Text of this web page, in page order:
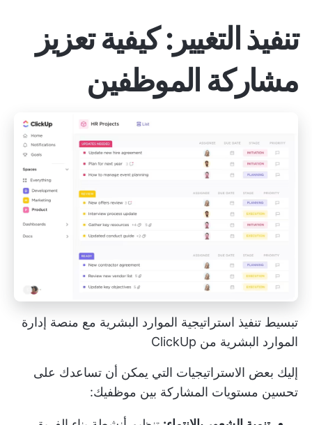
تنفيذ التغيير: كيفية تعزيز
مشاركة الموظفين
تبسيط تنفيذ استراتيجية الموارد البشرية مع منصة إدارة
الموارد البشرية من ClickUp
إليك بعض الاستراتيجيات التي يمكن أن تساعدك على
تحسين مستويات المشاركة بين موظفيك: